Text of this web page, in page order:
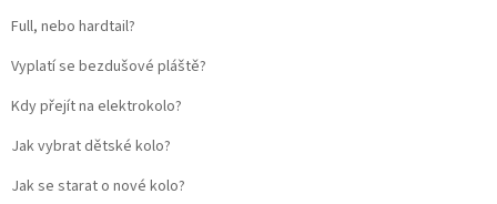
Full, nebo hardtail?
Vyplatí se bezdušové pláště?
Kdy přejít na elektrokolo?
Jak vybrat dětské kolo?
Jak se starat o nové kolo?